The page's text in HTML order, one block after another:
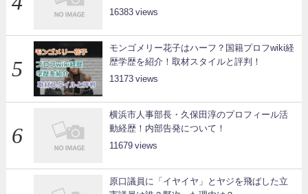
16383
モンゴメリー花子はハーフ？国籍プロフwiki経
歴学歴を紹介！取材スタイルと評判！
13173
横浜市人事部長・久保田淳のプロフィール活
動経歴！内部告発について！
11679
原口議員に「イヤイヤ」とヤジを飛ばした立